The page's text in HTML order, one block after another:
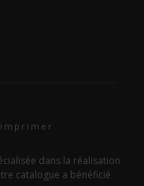
dans la réalisation
catalogue a bénéficié